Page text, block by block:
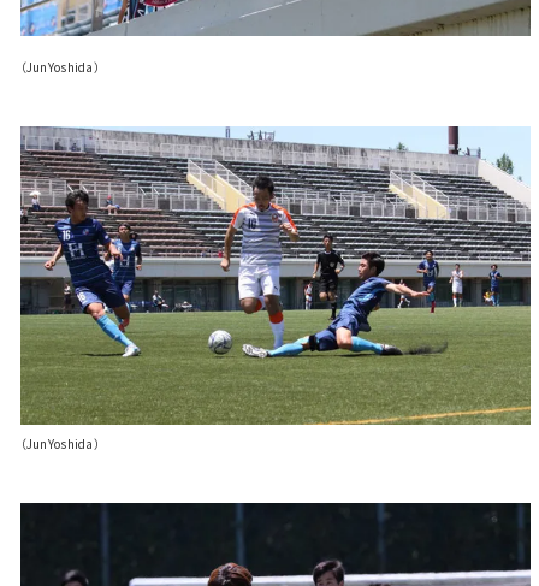
（JunYoshida）
（JunYoshida）